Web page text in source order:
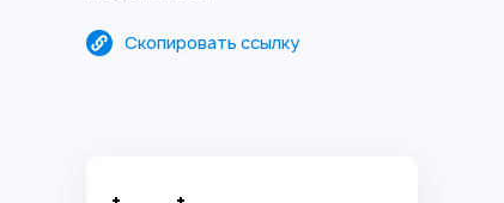
Скопировать ссылку